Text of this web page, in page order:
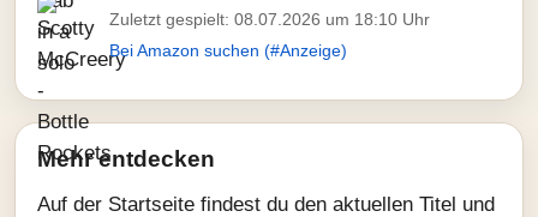
Zuletzt gespielt: 08.07.2026 um 18:10 Uhr
Bei Amazon suchen (#Anzeige)
Mehr entdecken
Auf der Startseite findest du den aktuellen Titel und